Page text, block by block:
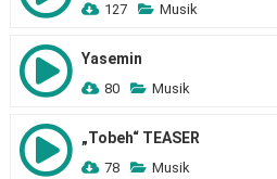
127 Musik
Yasemin
80 Musik
„Tobeh“ TEASER
78 Musik